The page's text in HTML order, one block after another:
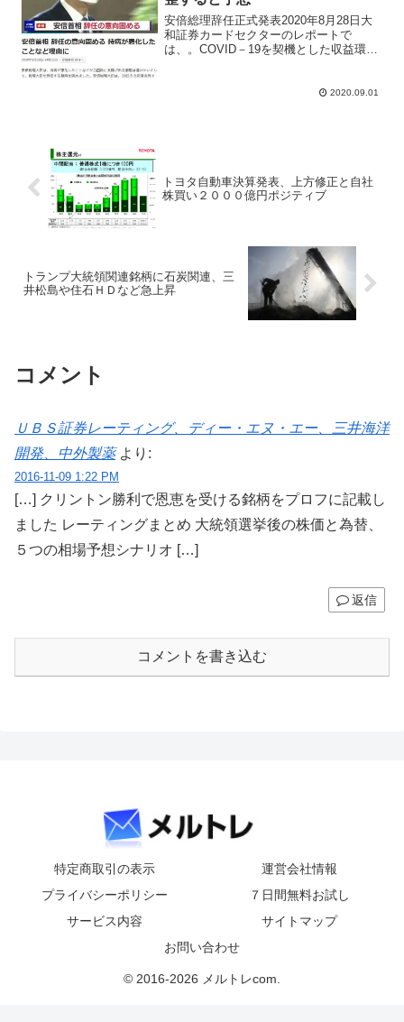
安倍総理辞任正式発表2020年8月28日大
和証券カードセクターのレポートで
は、。COVID－19を契機とした収益環境
カード決済の親和性が高いことや、感染
2020.09.01
トヨタ自動車決算発表、上方修正と自社
株買い２０００億円ポジティブ
トランプ大統領関連銘柄に石炭関連、三
井松島や住石ＨＤなど急上昇
コメント
ＵＢＳ証券レーティング、ディー・エヌ・エー、三井海洋
開発、中外製薬 より:
2016-11-09 1:22 PM
[…] クリントン勝利で恩恵を受ける銘柄をプロフに記載し
ました レーティングまとめ 大統領選挙後の株価と為替、
５つの相場予想シナリオ […]
返信
コメントを書き込む
特定商取引の表示
運営会社情報
プライバシーポリシー
７日間無料お試し
サービス内容
サイトマップ
お問い合わせ
© 2016-2026 メルトレcom.